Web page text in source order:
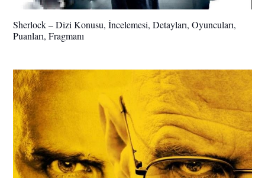
Sherlock – Dizi Konusu, İncelemesi, Detayları, Oyuncuları,
Puanları, Fragmanı